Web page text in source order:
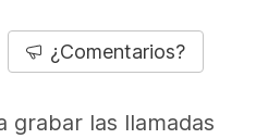
¿Comentarios?
grabar las llamadas